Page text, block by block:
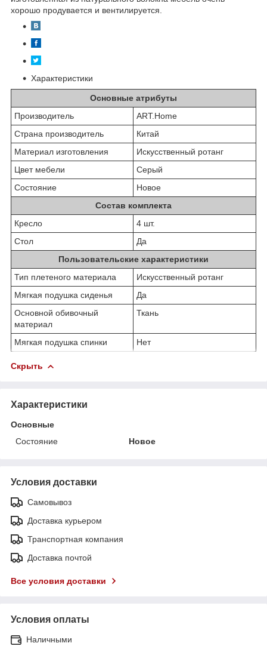
хорошо продувается и вентилируется.
Характеристики
Основные атрибуты
Производитель
ART.Home
Страна производитель
Китай
Материал изготовления
Искусственный ротанг
Цвет мебели
Серый
Состояние
Новое
Состав комплекта
Кресло
4 шт.
Стол
Да
Пользовательские характеристики
Тип плетеного материала
Искусственный ротанг
Мягкая подушка сиденья
Да
Основной обивочный
материал
Ткань
Мягкая подушка спинки Нет
Скрыть
Характеристики
Основные
Состояние
Новое
Условия доставки
Самовывоз
Доставка курьером
Транспортная компания
Доставка почтой
Все условия доставки
Условия оплаты
Наличными